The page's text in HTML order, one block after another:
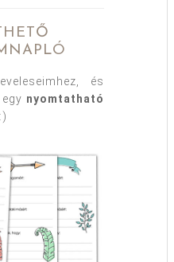
és
nyomtatható